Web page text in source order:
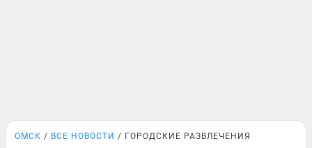
ОМСК ВСЕ НОВОСТИ ГОРОДСКИЕ РАЗВЛЕЧЕНИЯ